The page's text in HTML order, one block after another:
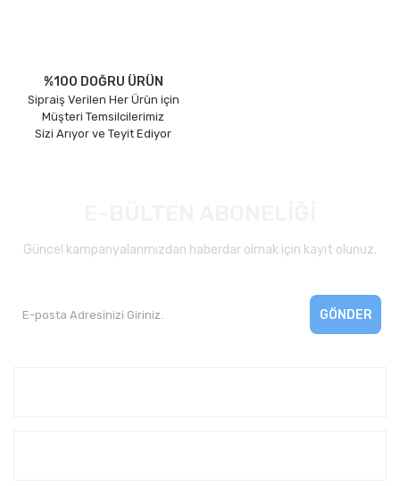
%100 DOĞRU ÜRÜN
Sipraiş Verilen Her Ürün için
Müşteri Temsilcilerimiz
Sizi Arıyor ve Teyit Ediyor
Güncel kampanyalarımızdan haberdar olmak için kayıt olunuz.
GÖNDER